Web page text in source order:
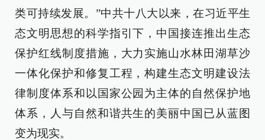
类可持续发展。”中共十八大以来，在习近平生
态文明思想的科学指引下，中国接连推出生态
保护红线制度措施，大力实施山水林田湖草沙
一体化保护和修复工程，构建生态文明建设法
律制度体系和以国家公园为主体的自然保护地
体系，人与自然和谐共生的美丽中国已从蓝图
变为现实。